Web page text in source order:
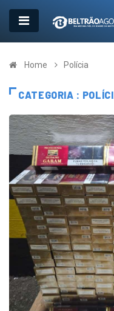
Home Polícia
CATEGORIA :